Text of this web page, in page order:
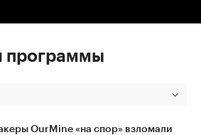
программы
OurMine «на спор» взломали